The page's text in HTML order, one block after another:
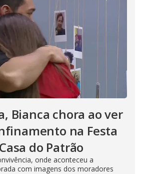
Bianca chora ao ver
na Festa
do Patrão
onde aconteceu a
com imagens dos moradores